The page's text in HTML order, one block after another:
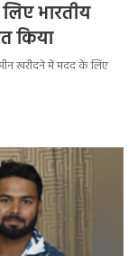
भारतीय
किया
खरीदने में मदद के लिए